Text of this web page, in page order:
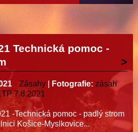
Technická pomoc -
Zásahy Fotografie: zásah
7.8.2021
-Technická pomoc - padlý strom
Košice-Myslkovice...